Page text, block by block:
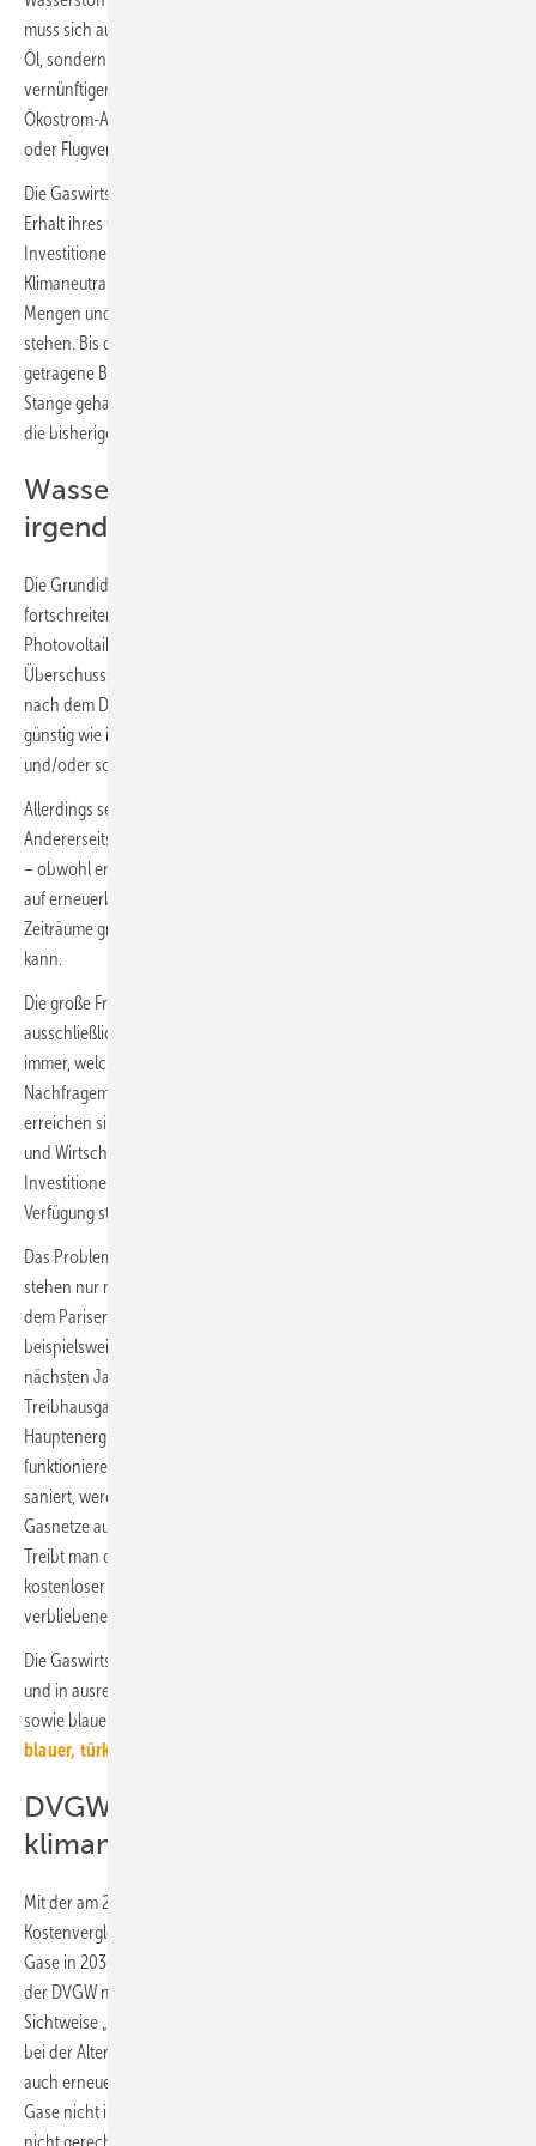
muss sich auf happige Preise einstellen. Wasserstoff ist nicht das neue
Öl, sondern der Champagner unter den Energieträgern. Er dürfte
vernünftigerweise nur da eingesetzt werden, wo es keine direkte
Ökostrom-Alternative gibt, beispielsweise im Schiffs-, Schwerlast-
oder Flugverkehr.“
Die Gaswirtschaft pflegt ein anderes Bild, das nachvollziehbar vom
Erhalt ihres Geschäftsmodells und der Refinanzierung der hohen
Investitionen in die Gasinfrastruktur geprägt ist. Stark vereinfacht:
Klimaneutraler Wasserstoff wird schon bald in ausreichenden
Mengen und wirtschaftlicher als Stromanwendungen zur Verfügung
stehen. Bis dahin soll Erdgas (und ggf. auch Biogas) eine politisch
getragene Brücke sein, die heutigen Erdgaskunden sollen bei der
Stange gehalten und nach Möglichkeit im Gebäudebereich auch noch
die bisherigen Heizölkunden eingesammelt werden.
Wasserstoff wird günstig werden –
irgendwann
Die Grundidee ist sogar realistisch: Irgendwann werden aufgrund der
fortschreitenden dezentralen Stromerzeugung mit Windkraft- und
Photovoltaik-Anlagen über so lange Zeiträume große Mengen an
Überschussstrom so günstig zur Verfügung stellen, dass mit ihnen
nach dem Durchschreiten vieler Lernkurven Wasserstoff ähnlich
günstig wie in eigens dafür errichteten Großanlagen an wind-
und/oder sonnenreichen Standorten erzeugt werden kann.
Allerdings setzt dies voraus, dass es eine starke Elektrifizierung gibt.
Andererseits sollen insbesondere Wärmekunden nicht elektrifizieren
– obwohl erst der Lastgang im Gebäudebereich dazu führt, dass ein
auf erneuerbaren Energien aufbauendes Stromsystem über lange
Zeiträume große Mengen an Überschussstrom zur Verfügung stellen
kann.
Die große Frage beim klimaneutralen und insbesondere beim
ausschließlich langfristig zukunftsfähigen grünen Wasserstoff ist
immer, welche kostenseitigen Zielmarken und Produktions- und
Nachfragemengen zu welchen Zeitpunkten sicher und nachhaltig zu
erreichen sind, sonst werden die dafür notwendigen Akteure in Politik
und Wirtschaft kaum handeln, sprich die dafür notwendigen
Investitionen tätigen bzw. Fördermittel und Subventionen zur
Verfügung stellen.
Das Problem: Die zur Verfügung stehende Zeit ist sehr knapp, es
stehen nur noch wenige Jahre zur Dekarbonisierung im Einklang mit
dem Pariser Übereinkommen zur Verfügung. Nimmt man
beispielsweise in Deutschland den Gebäudesektor, sind hier in den
nächsten Jahren gewaltige Fortschritte bei der
Treibhausgasminderung notwendig. Mit fossilem Erdgas als
Hauptenergieträger kann das auch mit einer Brückenfunktion nicht
funktionieren. Wird aber umfangreich elektrifiziert oder energetisch
saniert, werden die Kosten zum Betrieb und zur Umrüstung der
Gasnetze auf immer geringere Gasmengen umgelegt werden müssen.
Treibt man diese Überlegung weit, wird irgendwann selbst
kostenloser Wasserstoff nicht mehr wirtschaftlich an wenige
verbliebene Kunden zu verteilen sein…
Die Gaswirtschaft sieht einen Ausweg: Bis grüner Wasserstoff günstig
und in ausreichenden Mengen zur Verfügung steht, sollen Biogas
sowie blauer und türkisfarbener Wasserstoff einspringen
blauer, türkiser Wasserstoff…: Die H2-Farbpalette
DVGW-Studie zur Verfügbarkeit
klimaneutraler Gase
Mit der am 2. März 2022 veröffentlichten Studie „Verfügbarkeit und
Kostenvergleich von Wasserstoff – Merit Order für klimafreundliche
Gase in 2030 und 2045. Ein nachhaltiger Wärmesektor – Teil 1“ will
der DVGW nun zeigen, dass für den Gebäudesektor neben der
Sichtweise „starker Fokus auf Direktelektrifizierung und Sanierungen“
bei der Alternative „ausbalanciertere ‚gemischte Strategie‘, bei der
auch erneuerbare Gase eine Rolle spielen“ der Einwand, dass solche
Gase nicht in ausreichendem Maße zur Verfügung stehen können,